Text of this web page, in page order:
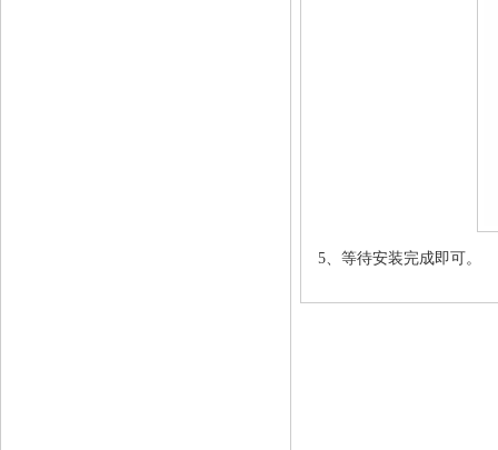
5、等待安装完成即可。